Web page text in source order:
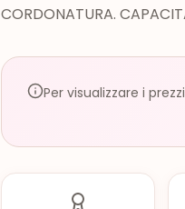
CORDONATURA.
Per visualizzare i